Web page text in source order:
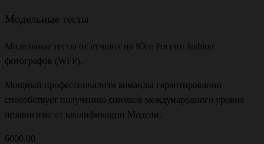
Модельные тесты
Модельные тесты от лучших на Юге России fashion
фотографов (WFP).
Мощный профессионализм команды гарантированно
способствует получению снимков международного уровня
независимо от квалификации Модели.
6000.00